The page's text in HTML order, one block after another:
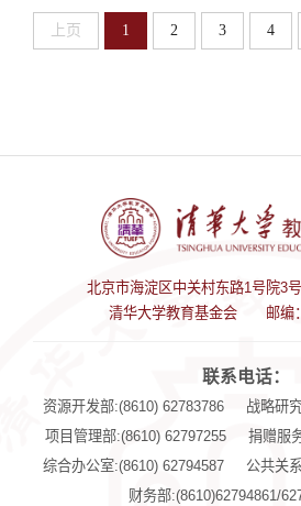
才培养以及文化推广四个领域，推动
上页 1 2 3 4
北京市海淀区中关村东路1号院3
清华大学教育基金会
邮编
联系电话：
资源开发部:(8610) 62783786
战略研
项目管理部:(8610) 62797255
捐赠服
综合办公室:(8610) 62794587
公共关
财务部:(8610)62794861/